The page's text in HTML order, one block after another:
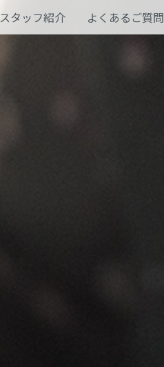
スタッフ紹介 よくあるご質問